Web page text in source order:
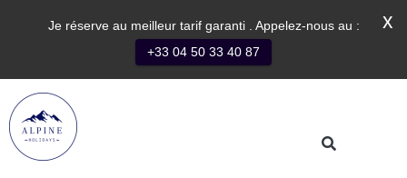
Je réserve au meilleur tarif garanti . Appelez-nous au :
+33 04 50 33 40 87
x